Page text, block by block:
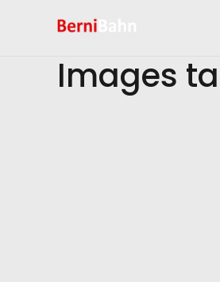
Images